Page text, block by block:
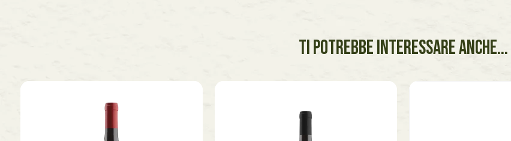
TI POTREBBE INTERESSARE ANCHE...